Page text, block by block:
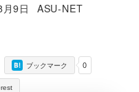
9日
著
ASU-NET
0
ブックマーク